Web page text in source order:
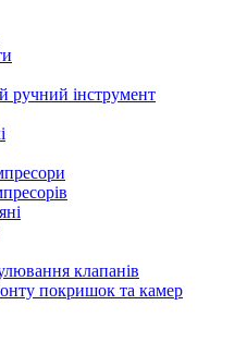
ручний інструмент
клапанів
покришок та камер